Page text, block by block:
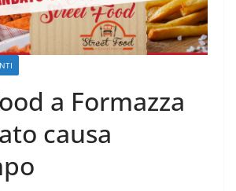
a Formazza
causa